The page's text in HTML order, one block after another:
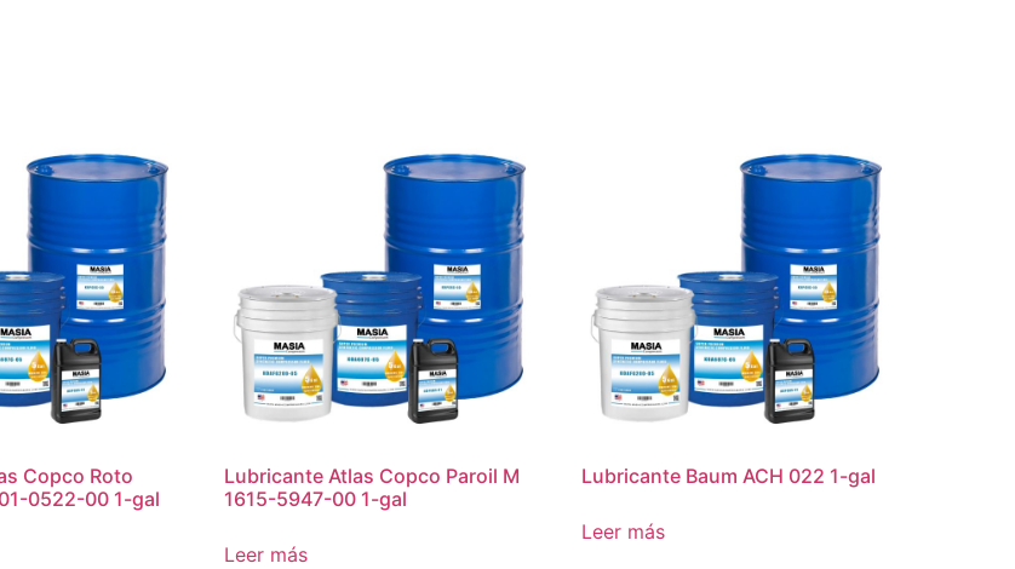
Copco Roto
0522-00 1-gal
Lubricante Atlas Copco Paroil M
1615-5947-00 1-gal
Leer más
Lubricante Baum ACH 022 1-gal
Leer más